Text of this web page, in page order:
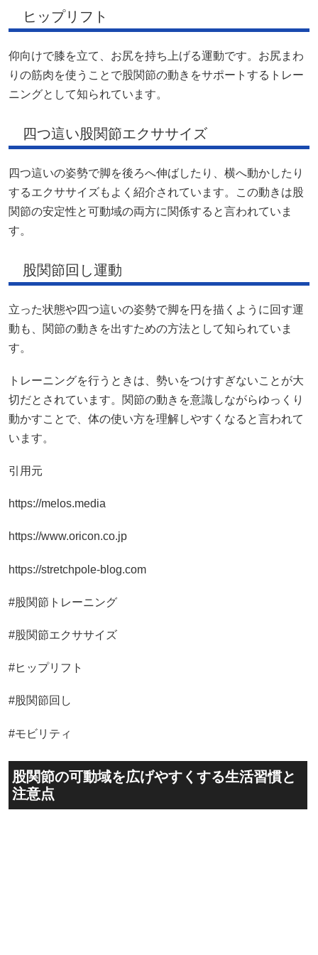
ヒップリフト
仰向けで膝を立て、お尻を持ち上げる運動です。お尻まわ
りの筋肉を使うことで股関節の動きをサポートするトレー
ニングとして知られています。
四つ這い股関節エクササイズ
四つ這いの姿勢で脚を後ろへ伸ばしたり、横へ動かしたり
するエクササイズもよく紹介されています。この動きは股
関節の安定性と可動域の両方に関係すると言われていま
す。
股関節回し運動
立った状態や四つ這いの姿勢で脚を円を描くように回す運
動も、関節の動きを出すための方法として知られていま
す。
トレーニングを行うときは、勢いをつけすぎないことが大
切だとされています。関節の動きを意識しながらゆっくり
動かすことで、体の使い方を理解しやすくなると言われて
います。
引用元
https://melos.media
https://www.oricon.co.jp
https://stretchpole-blog.com
#股関節トレーニング
#股関節エクササイズ
#ヒップリフト
#股関節回し
#モビリティ
股関節の可動域を広げやすくする生活習慣と
注意点